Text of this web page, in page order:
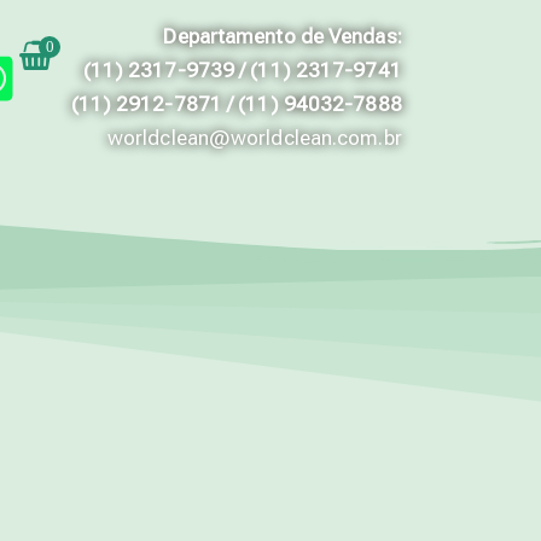
0
Departamento de Vendas:
(11) 2317-9739 / (11) 2317-9741
(11) 2912-7871 / (11) 94032-7888
worldclean@worldclean.com.br